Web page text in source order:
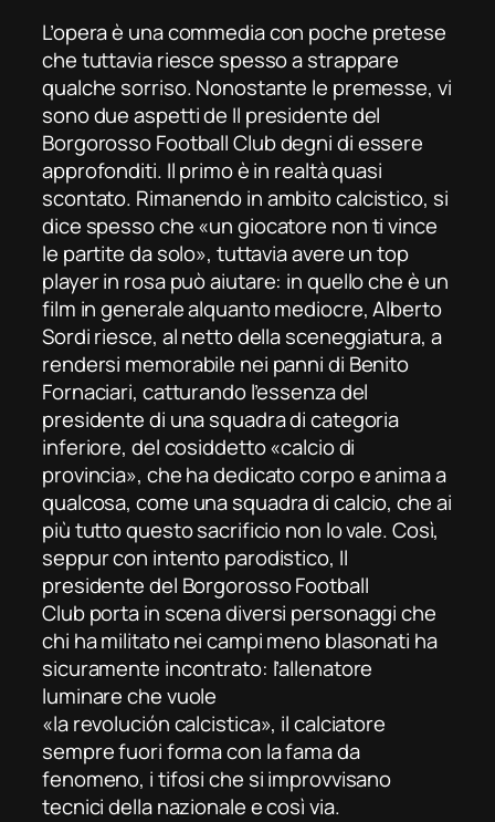
L’opera è una commedia con poche pretese
che tuttavia riesce spesso a strappare
qualche sorriso. Nonostante le premesse, vi
sono due aspetti de Il presidente del
Borgorosso Football Clubdegni di essere
approfonditi. Il primo è in realtà quasi
scontato. Rimanendo in ambito calcistico, si
dice spesso che «un giocatore non ti vince
le partite da solo», tuttavia avere untop
playerin rosa può aiutare: in quello che è un
film in generale alquanto mediocre, Alberto
Sordi riesce, al netto della sceneggiatura, a
rendersi memorabile nei panni di Benito
Fornaciari, catturando l’essenza del
presidente di una squadra di categoria
inferiore, del cosiddetto «calcio di
provincia», che ha dedicato corpo e anima a
qualcosa, come una squadra di calcio, che ai
più tutto questo sacrificio non lo vale. Così,
seppur con intento parodistico, Il
presidente del BorgorossoFootball
Clubporta in scena diversi personaggi che
chi ha militato nei campi meno blasonati ha
sicuramente incontrato: l’allenatore
luminare che vuole
«larevolucióncalcistica», il calciatore
sempre fuori forma con la fama da
fenomeno, i tifosi che si improvvisano
tecnici della nazionale e così via.